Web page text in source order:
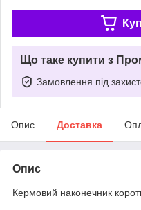
Що таке купити з
Замовлення під
Опис Доставка
Опис
Кермовий наконечник